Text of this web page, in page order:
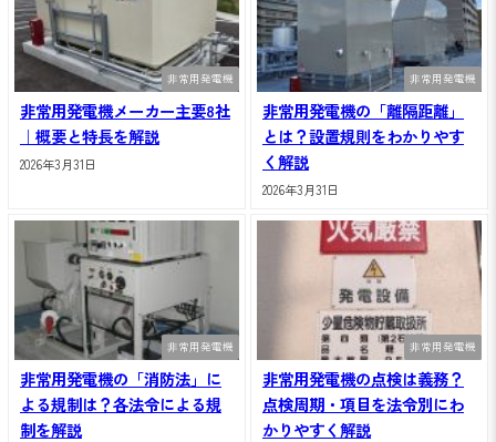
非常用発電機
非常用発電機メーカー主要8社
｜概要と特長を解説
2026年3月31日
非常用発電機
非常用発電機の「離隔距離」
とは？設置規則をわかりやす
く解説
2026年3月31日
非常用発電機
非常用発電機の「消防法」に
よる規制は？各法令による規
制を解説
非常用発電機
非常用発電機の点検は義務？
点検周期・項目を法令別にわ
かりやすく解説